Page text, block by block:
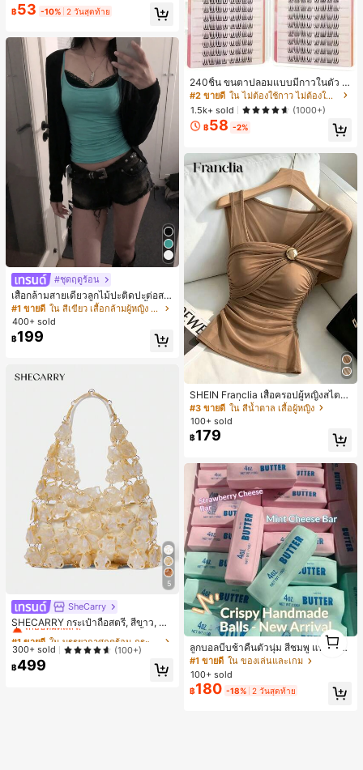
กาหลีและน่าสนใจ, เข้ากันได้กับ 11/12/
13/14/15/16 Pro Max Plus, ดีไซน์หรู
ขวัญในอุดมคติสำหรับคริสต์มาส, วันว
าเลนไทน์, อีสเตอร์, ฤดูแต่งงานและวันเ
กิดสำหรับแฟนสาว
฿53 -10% 2 วันสุดท้าย
#ชุดฤดูร้อน
เสื้อกล้ามสายเดี่ยวลูกไม้ปะติดปะต่อสไ
ตล์เกาหลี, สุนทรียศาสตร์ Y2K, เสื้อผ้าส
ตรีทแวร์ลำลองฤดูร้อน
#1 ขายดี
ใน สีเขียว เสื้อกล้ามผู้หญิง & Camis
400+ sold
฿199
5
SheCarry
SHECARRY กระเป๋าถือสตรี, สีขาว, แฟ
ชั่น, สง่างาม, วันหยุด, งานปาร์ตี้
#1 ขายดี
เกือบหมดแล้ว!
#1 ขายดี
เกือบหมดแล้ว!
#1 ขายดี
เกือบหมดแล้ว!
#1 ขายดี
ใน บรรยากาศฤดูร้อน กระเป๋าหูหิ้วด้านบนผู้หญิง
300+ sold (100+)
฿499
240ชิ้น ขนตาปลอมแบบมีกาวในตัว C
-Curl, ธรรมชาติ สำหรับใช้ในชีวิตประ
จำวันและโอกาสพิเศษ, เหมาะสำหรับผู้เ
ริ่มต้น DIY, ไม่เสียหาย ใช้งานง่าย, ติด
ทนนาน เหมาะสำหรับงานปาร์ตี้, ถ่ายภ
#2 ขายดี
ใน ไม่ต้องใช้กาว ไม่ต้องใช้น้ำยาถอด ขนตาแต่ละเส้น
1.5k+ sold
(1000+)
฿58 -2%
SHEIN Franclia เสื้อครอปผู้หญิงสไตล์
มินิมอลแฟชั่นสตรีทสำหรับไปเรียนและ
ทำงาน ลำลองแมตช์ง่าย สีน้ำตาลอ่อน
ด้านหน้าผ้าตาข่ายสองชั้น เซ็กซี่ซีทรูเล็
กน้อย ดีไซน์ไหล่ไม่สมมาตร จับพลีท แ
ฮาโลวีน คริสต์มาสอีฟ คริสต์มาส เทศก
าลตรุษจีน เที่ยวทะเล ไปเที่ยวข้างนอก
นัดเจอเพื่อนสาว อยู่บ้าน ช้อปปิ้ง ความ
บันเทิง ทำงาน และอื่นๆ ผ้าใส่สบาย ดีไ
ซน์โดดเด่น คุ้มค่า เหมาะสำหรับฤดูใบไ
ม้ผลิ ฤดูร้อน และฤดูใบไม้ร่วง
#3 ขายดี ใน สีน้ำตาล เสื้อผู้หญิง
100+ sold
฿179
ลูกบอลบีบช้าคืนตัวนุ่ม สีชมพู แท่งเนย
บีบคลายเครียด นุ่มยืดหยุ่น ของเล่นบีบ
4 ออนซ์ ของเล่นเกลือ เหมาะสำหรับขอ
งขวัญวันหยุด ของขวัญสนุกและน่ารัก
ของขวัญวันเกิด ของขวัญอีสเตอร์ ของ
ขวัญฮาโลวีน ของขวัญคริสต์มาส ของข
#1 ขายดี ใน ของเล่นและเกม
100+ sold
฿180 -18% 2 วันสุดท้าย
1